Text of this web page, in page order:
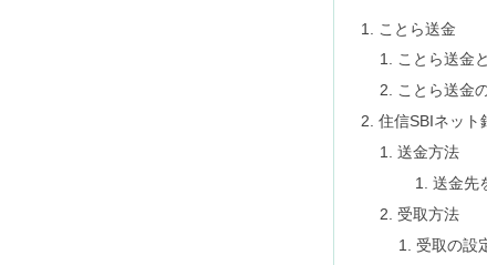
ことら送金
ことら送金
ことら送金
住信SBIネット
送金方法
送金先
受取方法
受取の設